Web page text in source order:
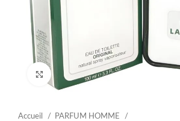
Click to enlarge
Accueil
PARFUM HOMME